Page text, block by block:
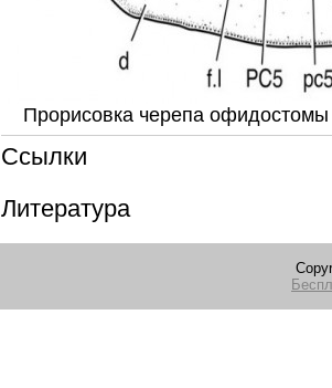
Прорисовка черепа офидостомы
Ссылки
Литература